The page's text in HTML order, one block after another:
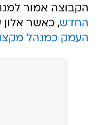
הקבוצה אמור
החדש, כאשר אלון
העמק כמנהל